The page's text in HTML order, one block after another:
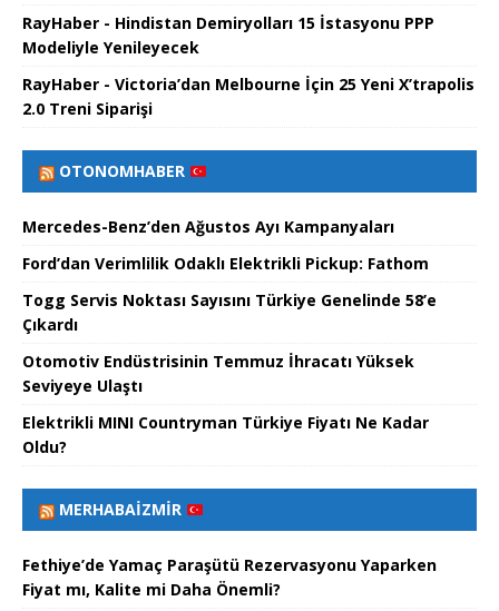
RayHaber - Hindistan Demiryolları 15 İstasyonu PPP
Modeliyle Yenileyecek
RayHaber - Victoria’dan Melbourne İçin 25 Yeni X’trapolis
2.0 Treni Siparişi
OTONOMHABER
Mercedes-Benz’den Ağustos Ayı Kampanyaları
Ford’dan Verimlilik Odaklı Elektrikli Pickup: Fathom
Togg Servis Noktası Sayısını Türkiye Genelinde 58’e
Çıkardı
Otomotiv Endüstrisinin Temmuz İhracatı Yüksek
Seviyeye Ulaştı
Elektrikli MINI Countryman Türkiye Fiyatı Ne Kadar
Oldu?
MERHABAİZMIR
Fethiye’de Yamaç Paraşütü Rezervasyonu Yaparken
Fiyat mı, Kalite mi Daha Önemli?